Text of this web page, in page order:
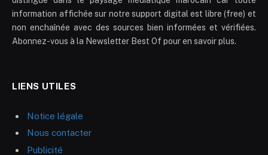
information affichée sur notre support digital est libre (free) et
non enchaînée avec des sources bien informées et vérifiées.
Abonnez-vous à la Newsletter Best Of pour en savoir plus.
LIENS UTILES
Notice légale
Nous contacter
Publicité